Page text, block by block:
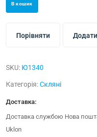
В кошик
Порівняти
SKU: Ю1340
Категорія:Скляні
Доставка:
Доставка службою Нова
Uklon